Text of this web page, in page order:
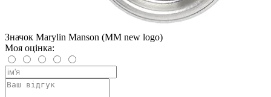
Значок Marylin Manson (MM new logo)
Моя оцінка: